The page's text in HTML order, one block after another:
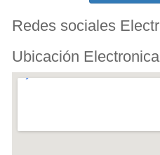
Redes sociales
Ubicación